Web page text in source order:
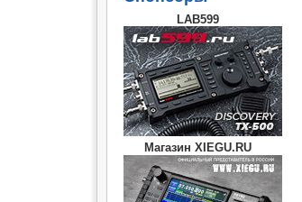
LAB599
Магазин XIEGU.RU